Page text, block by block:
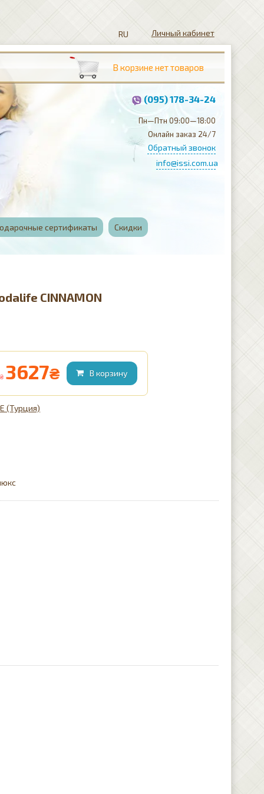
сертификаты Скидки
Личный кабинет
(095) 178-34-24
Пн—Птн 09:00—18:00
Онлайн заказ 24/7
Обратный звонок
info@issi.com.ua
CINNAMON
₴ 3627₴
(Турция)